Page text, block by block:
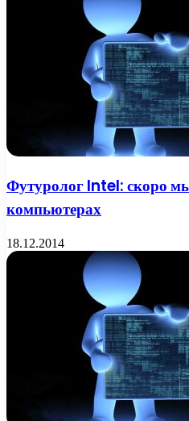
Футуролог Intel: скоро
компьютерах
18.12.2014